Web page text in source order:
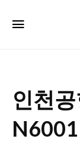
인천